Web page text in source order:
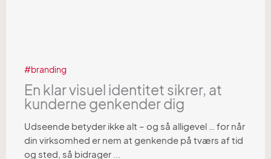
branding
En klar visuel identitet sikrer, at
kunderne genkender dig
Udseende betyder ikke alt – og så alligevel … for når
din virksomhed er nem at genkende på tværs af tid
og sted, så bidrager ...